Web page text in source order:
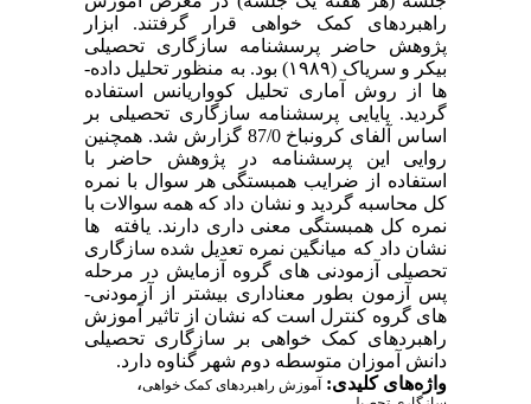
راهبردهای کمک خواهی قرار گرفتند. ابزار
پژوهش حاضر پرسشنامه سازگاری تحصیلی
بیکر و سریاک (١٩٨٩) بود
. به منظور تحلیل داده­
ها از روش آماری تحلیل کوواریانس استفاده
گردید. پایایی پرسشنامه سازگاری تحصیلی بر
اساس آلفای کرونباخ 87/0 گزارش شد. همچنین
روایی این پرسشنامه در پژوهش حاضر با
استفاده از ضرایب همبستگی هر سوال با نمره
کل محاسبه گردید و نشان داد که همه سوالات با
نمره کل همبستگی معنی داری دارند. یافته ­ها
نشان داد که میانگین نمره تعدیل شده سازگاری
تحصیلی آزمودنی های گروه آزمایش در مرحله
پس آزمون بطور معناداری بیشتر از آزمودنی­
های گروه کنترل است که نشان از تاثیر آموزش
راهبردهای کمک خواهی بر سازگاری تحصیلی
دانش آموزان متوسطه دوم شهر گناوه دارد.
واژه‌های کلیدی:آموزش راهبردهای کمک خواهی،